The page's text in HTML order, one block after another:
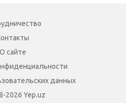
О сайте
данных
2026 Yep.uz